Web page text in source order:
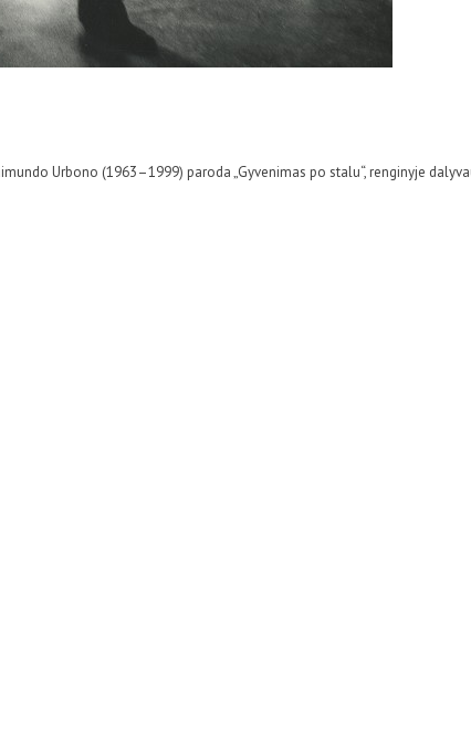
Urbono (1963–1999) paroda „Gyvenimas po stalu“, renginyje